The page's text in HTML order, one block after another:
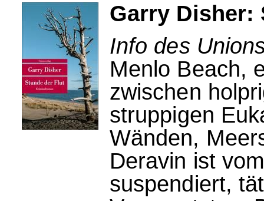
Garry Disher:
Info des
Menlo Beach,
zwischen
struppigen
Wänden,
Deravin ist
suspendiert,